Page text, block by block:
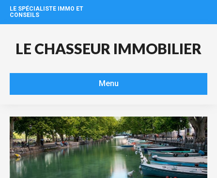
LE SPÉCIALISTE IMMO ET
CONSEILS
LE CHASSEUR IMMOBILIER
Menu